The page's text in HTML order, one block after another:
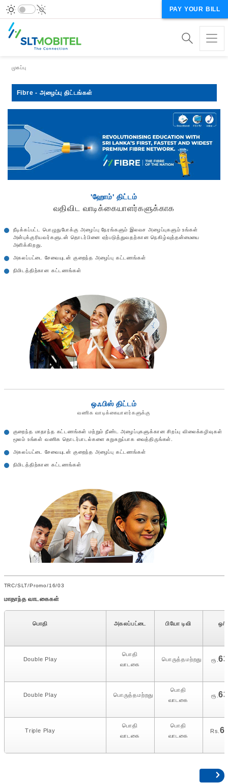
PAY YOUR BILL
Breadcrumb
முகப்பு
Fibre - அழைப்பு திட்டங்கள்
'ஹோம்' திட்டம்
வதிவிட வாடிக்கையாளர்களுக்காக
நீடிக்கப்பட்ட பொழுதுபோக்கு அழைப்பு நேரங்களும் இலவச அழைப்புகளும் உங்கள்
அன்புக்குரியவர்களுடன் தொடர்பினை ஏற்படுத்துவதற்கான நெகிழ்வுத்தன்மையை
அளிக்கிறது.
அகலப்பட்டை சேவையுடன் குறைந்த அழைப்பு கட்டணங்கள்
நிமிடத்திற்கான கட்டணங்கள்
ஒஃபிஸ் திட்டம்
வணிக வாடிக்கையாளர்களுக்கு
குறைந்த மாதாந்த கட்டணங்கள் மற்றும் நீண்ட அழைப்புகளுக்கான சிறப்பு விலைக்கழிவுகள்
மூலம் உங்கள் வணிக தொடர்பாடல்களை சுறுசுறுப்பாக வைத்திருங்கள்.
அகலப்பட்டை சேவையுடன் குறைந்த அழைப்பு கட்டணங்கள்
நிமிடத்திற்கான கட்டணங்கள்
TRC/SLT/Promo/16/03
மாதாந்த வாடகைகள்
பொதி அகலப்பட்டை பியோ டிவி ஒ/
Double Play
பொதி
வாடகை
பொருத்தமற்றது ரூ.
Double Play பொருத்தமற்றது
பொதி
வாடகை
ரூ.
Triple Play
பொதி
வாடகை
பொதி
வாடகை
Rs.